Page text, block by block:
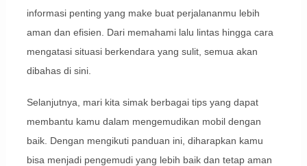
informasi penting yang make buat perjalananmu lebih
aman dan efisien. Dari memahami lalu lintas hingga cara
mengatasi situasi berkendara yang sulit, semua akan
dibahas di sini.
Selanjutnya, mari kita simak berbagai tips yang dapat
membantu kamu dalam mengemudikan mobil dengan
baik. Dengan mengikuti panduan ini, diharapkan kamu
bisa menjadi pengemudi yang lebih baik dan tetap aman